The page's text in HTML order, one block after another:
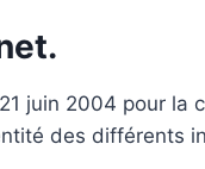
juin 2004 pour
des différents